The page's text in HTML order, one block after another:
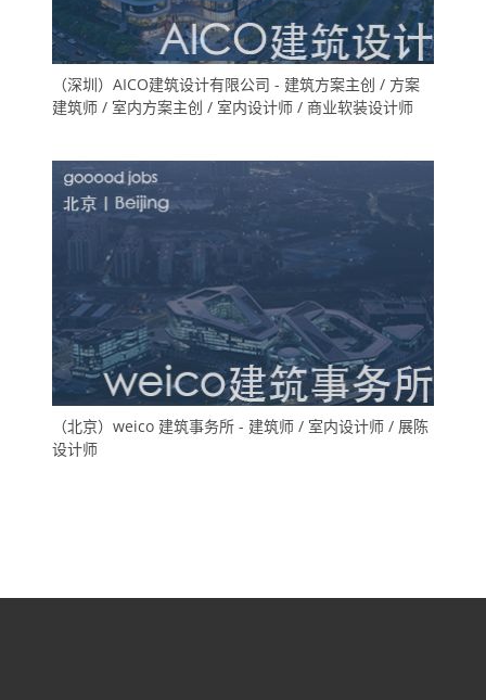
（深圳）AICO建筑设计有限公司 - 建筑方案主创 / 方案
建筑师 / 室内方案主创 / 室内设计师 / 商业软装设计师
（北京）weico 建筑事务所 - 建筑师 / 室内设计师 / 展陈
设计师